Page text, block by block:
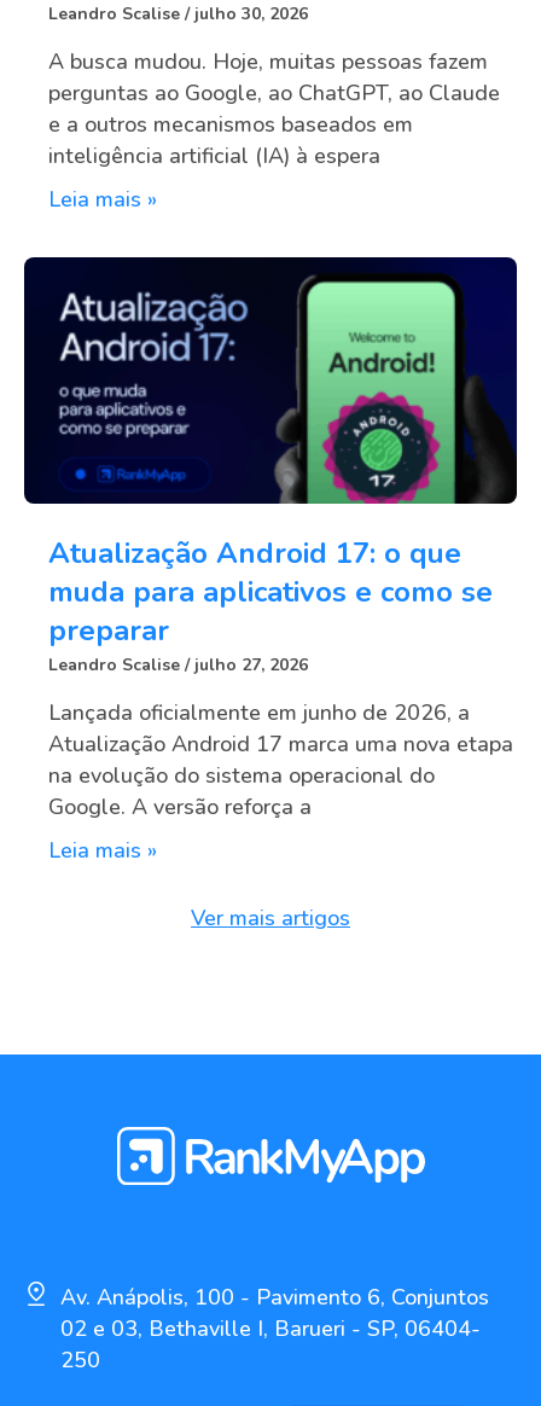
Leandro Scalise julho 30, 2026
A busca mudou. Hoje, muitas pessoas fazem
perguntas ao Google, ao ChatGPT, ao Claude
e a outros mecanismos baseados em
inteligência artificial (IA) à espera
Leia mais »
Atualização Android 17: o que
muda para aplicativos e como se
preparar
Leandro Scalise julho 27, 2026
Lançada oficialmente em junho de 2026, a
Atualização Android 17 marca uma nova etapa
na evolução do sistema operacional do
Google. A versão reforça a
Leia mais »
Ver mais artigos
Av. Anápolis, 100 - Pavimento 6, Conjuntos
02 e 03, Bethaville I, Barueri - SP, 06404-
250